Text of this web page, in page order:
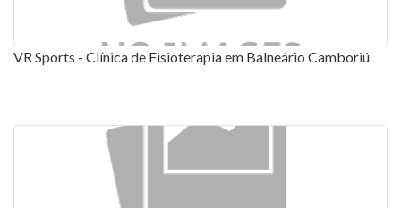
VR Sports - Clínica de Fisioterapia em Balneário Camboriú